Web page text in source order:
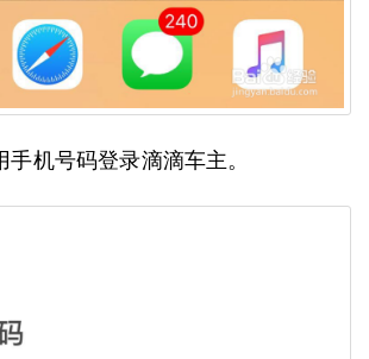
手机号码登录滴滴车主。